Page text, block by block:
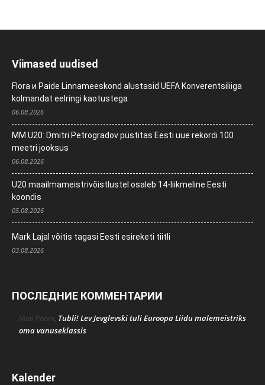
Viimased uudised
Flora и Paide Linnameeskond alustasid UEFA Konverentsiliiga
kolmandat eelringi kaotustega
06.08.2026
MM U20: Dmitri Petrogradov püstitas Eesti uue rekordi 100
meetri jooksus
06.08.2026
U20 maailmameistrivõistlustel osaleb 14-liikmeline Eesti
koondis
05.08.2026
Mark Lajal võitis tagasi Eesti esireketi tiitli
03.08.2026
ПОСЛЕДНИЕ КОММЕНТАРИИ
Mati Poom, Tubli! Lev Jevglevski tuli Euroopa Liidu malemeistriks
oma vanuseklassis
Kalender